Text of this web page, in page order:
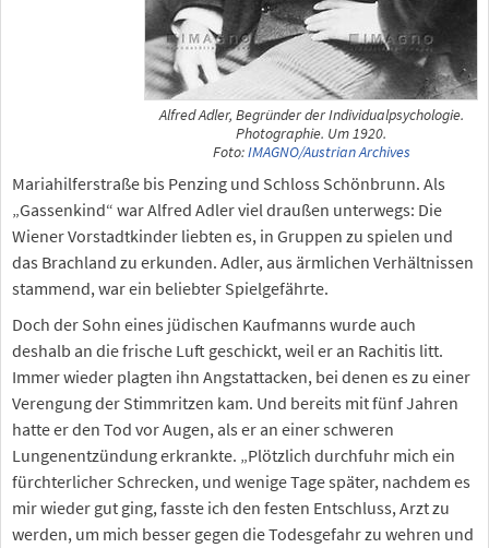
Alfred Adler, Begründer der Individualpsychologie.
Photographie. Um 1920.
Foto:IMAGNO/Austrian Archives
Mariahilferstraße bis Penzing und Schloss Schönbrunn. Als
„Gassenkind“ war Alfred Adler viel draußen unterwegs: Die
Wiener Vorstadtkinder liebten es, in Gruppen zu spielen und
das Brachland zu erkunden. Adler, aus ärmlichen Verhältnissen
stammend, war ein beliebter Spielgefährte.
Doch der Sohn eines jüdischen Kaufmanns wurde auch
deshalb an die frische Luft geschickt, weil er an Rachitis litt.
Immer wieder plagten ihn Angstattacken, bei denen es zu einer
Verengung der Stimmritzen kam. Und bereits mit fünf Jahren
hatte er den Tod vor Augen, als er an einer schweren
Lungenentzündung erkrankte. „Plötzlich durchfuhr mich ein
fürchterlicher Schrecken, und wenige Tage später, nachdem es
mir wieder gut ging, fasste ich den festen Entschluss, Arzt zu
werden, um mich besser gegen die Todesgefahr zu wehren und